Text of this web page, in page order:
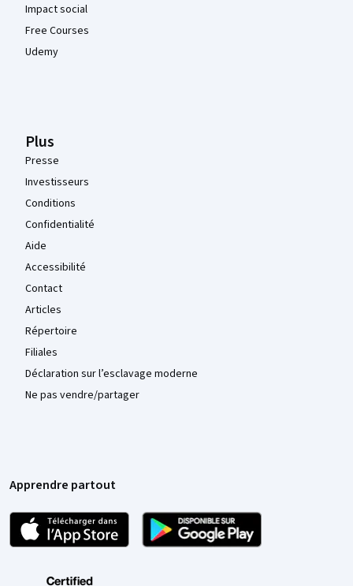
Impact social
Free Courses
Udemy
Plus
Presse
Investisseurs
Conditions
Confidentialité
Aide
Accessibilité
Contact
Articles
Répertoire
Filiales
Déclaration sur l’esclavage moderne
Ne pas vendre/partager
Apprendre partout